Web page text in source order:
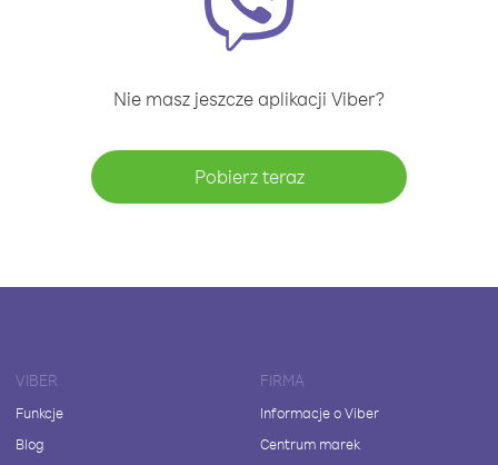
Nie masz jeszcze aplikacji Viber?
Pobierz teraz
VIBER
Funkcje
Blog
FIRMA
Informacje o Viber
Centrum marek